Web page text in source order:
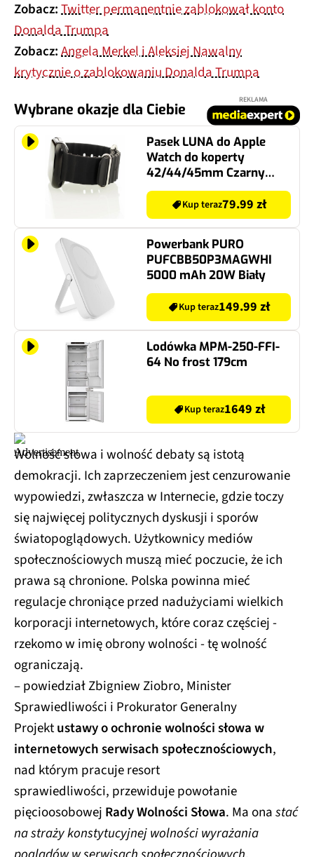
Zobacz:Twitter permanentnie zablokował konto
Donalda Trumpa
Zobacz:Angela Merkel i Aleksiej Nawalny
krytycznie o zablokowaniu Donalda Trumpa
Wybrane okazje dla Ciebie
REKLAMA
Pasek LUNA do Apple
Watch do koperty
42/44/45mm Czarny
A00232
Kup teraz79.99 zł
Powerbank PURO
PUFCBB50P3MAGWHI
5000 mAh 20W Biały
Kup teraz149.99 zł
Lodówka MPM-250-FFI-
64 No frost 179cm
Kup teraz1649 zł
Wolność słowa i wolność debaty są istotą
demokracji. Ich zaprzeczeniem jest cenzurowanie
wypowiedzi, zwłaszcza w Internecie, gdzie toczy
się najwięcej politycznych dyskusji i sporów
światopoglądowych. Użytkownicy mediów
społecznościowych muszą mieć poczucie, że ich
prawa są chronione. Polska powinna mieć
regulacje chroniące przed nadużyciami wielkich
korporacji internetowych, które coraz częściej -
rzekomo w imię obrony wolności - tę wolność
ograniczają.
– powiedział Zbigniew Ziobro, Minister
Sprawiedliwości i Prokurator Generalny
Projektustawy o ochronie wolności słowa w
internetowych serwisach społecznościowych,
nad którym pracuje resort
sprawiedliwości, przewiduje powołanie
pięcioosobowej Rady Wolności Słowa. Ma onastać
na straży konstytucyjnej wolności wyrażania